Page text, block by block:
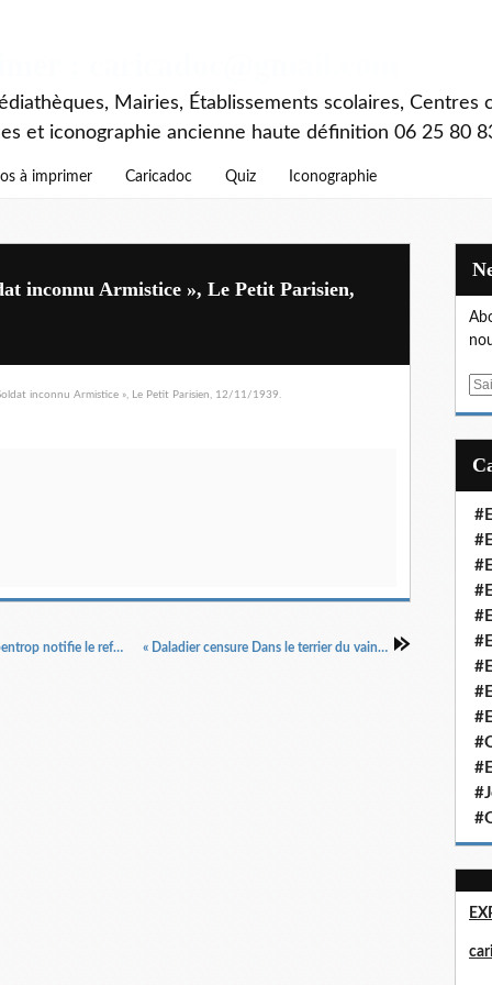
Mairies, Établissements scolaires, Centres
et iconographie ancienne haute définition 06 25 80
à imprimer Caricadoc Quiz Iconographie
inconnu Armistice », Le Petit Parisien,
« A la rencontre du convoi de l'Atlantique Ribbentrop notifie le refus allemand Sous les rafales de la propagande nazie », Le Petit Parisien, 22/11/1939. « Daladier censure Dans le terrier du vainqueur de Suomusalmi », Le Petit Parisien, 28/2/1940.
E